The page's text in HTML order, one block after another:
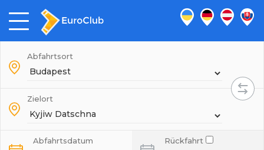
Abfahrtsort
Zielort
Abfahrtsdatum Rückfahrt